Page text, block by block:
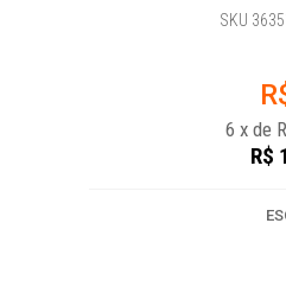
SKU
6 x de
R$